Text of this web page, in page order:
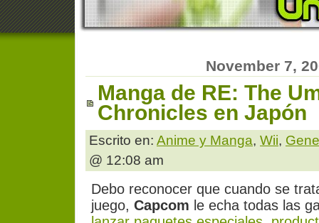
November 7,
Manga de RE: The
Chronicles en Japón
Escrito en: Anime y Manga, Wii,
@ 12:08 am
Debo reconocer que cuando se
juego, Capcom le echa todas las